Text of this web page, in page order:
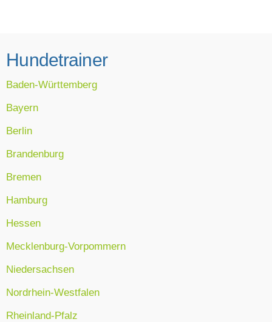
Hundetrainer
Baden-Württemberg
Bayern
Berlin
Brandenburg
Bremen
Hamburg
Hessen
Mecklenburg-Vorpommern
Niedersachsen
Nordrhein-Westfalen
Rheinland-Pfalz